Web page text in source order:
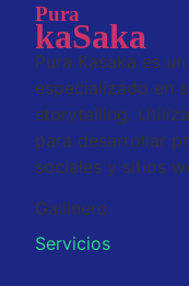
Pura
kaSaka
Pura Kasaka es
especializado en
storytelling.
para desarrollar
sociales y sitios
Gallinero
Servicios